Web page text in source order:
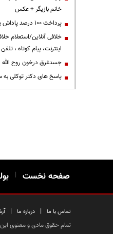
خانم بازیگر + عکس
پرداخت ۱۰۰ درصد پاداش پایان خدمت فرهنگیان
خلافی آنلاین/استعلام
اینترنت، پیام کوتاه ، تلفن
جسدغرق درخون روح
پاسخ های دکتر توکلی به
صفحه نخست |
تماس با ما | درباره ما |
تمام حقوق مادی و معنوی این